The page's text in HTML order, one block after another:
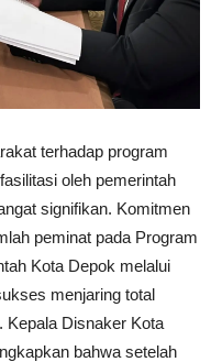
terhadap program
oleh pemerintah
signifikan. Komitmen
peminat pada Program
Kota Depok melalui
menjaring total
Kepala Disnaker Kota
bahwa setelah